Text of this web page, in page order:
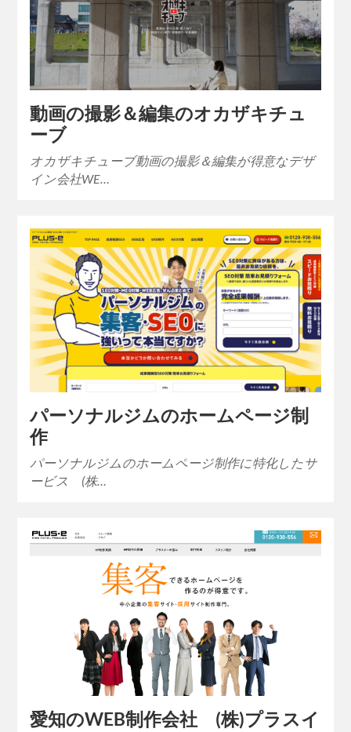
動画の撮影＆編集のオカザキチュ
ーブ
オカザキチューブ動画の撮影＆編集が得意なデザ
イン会社WE…
パーソナルジムのホームページ制
作
パーソナルジムのホームページ制作に特化したサ
ービス (株…
愛知のWEB制作会社 (株)プラスイ